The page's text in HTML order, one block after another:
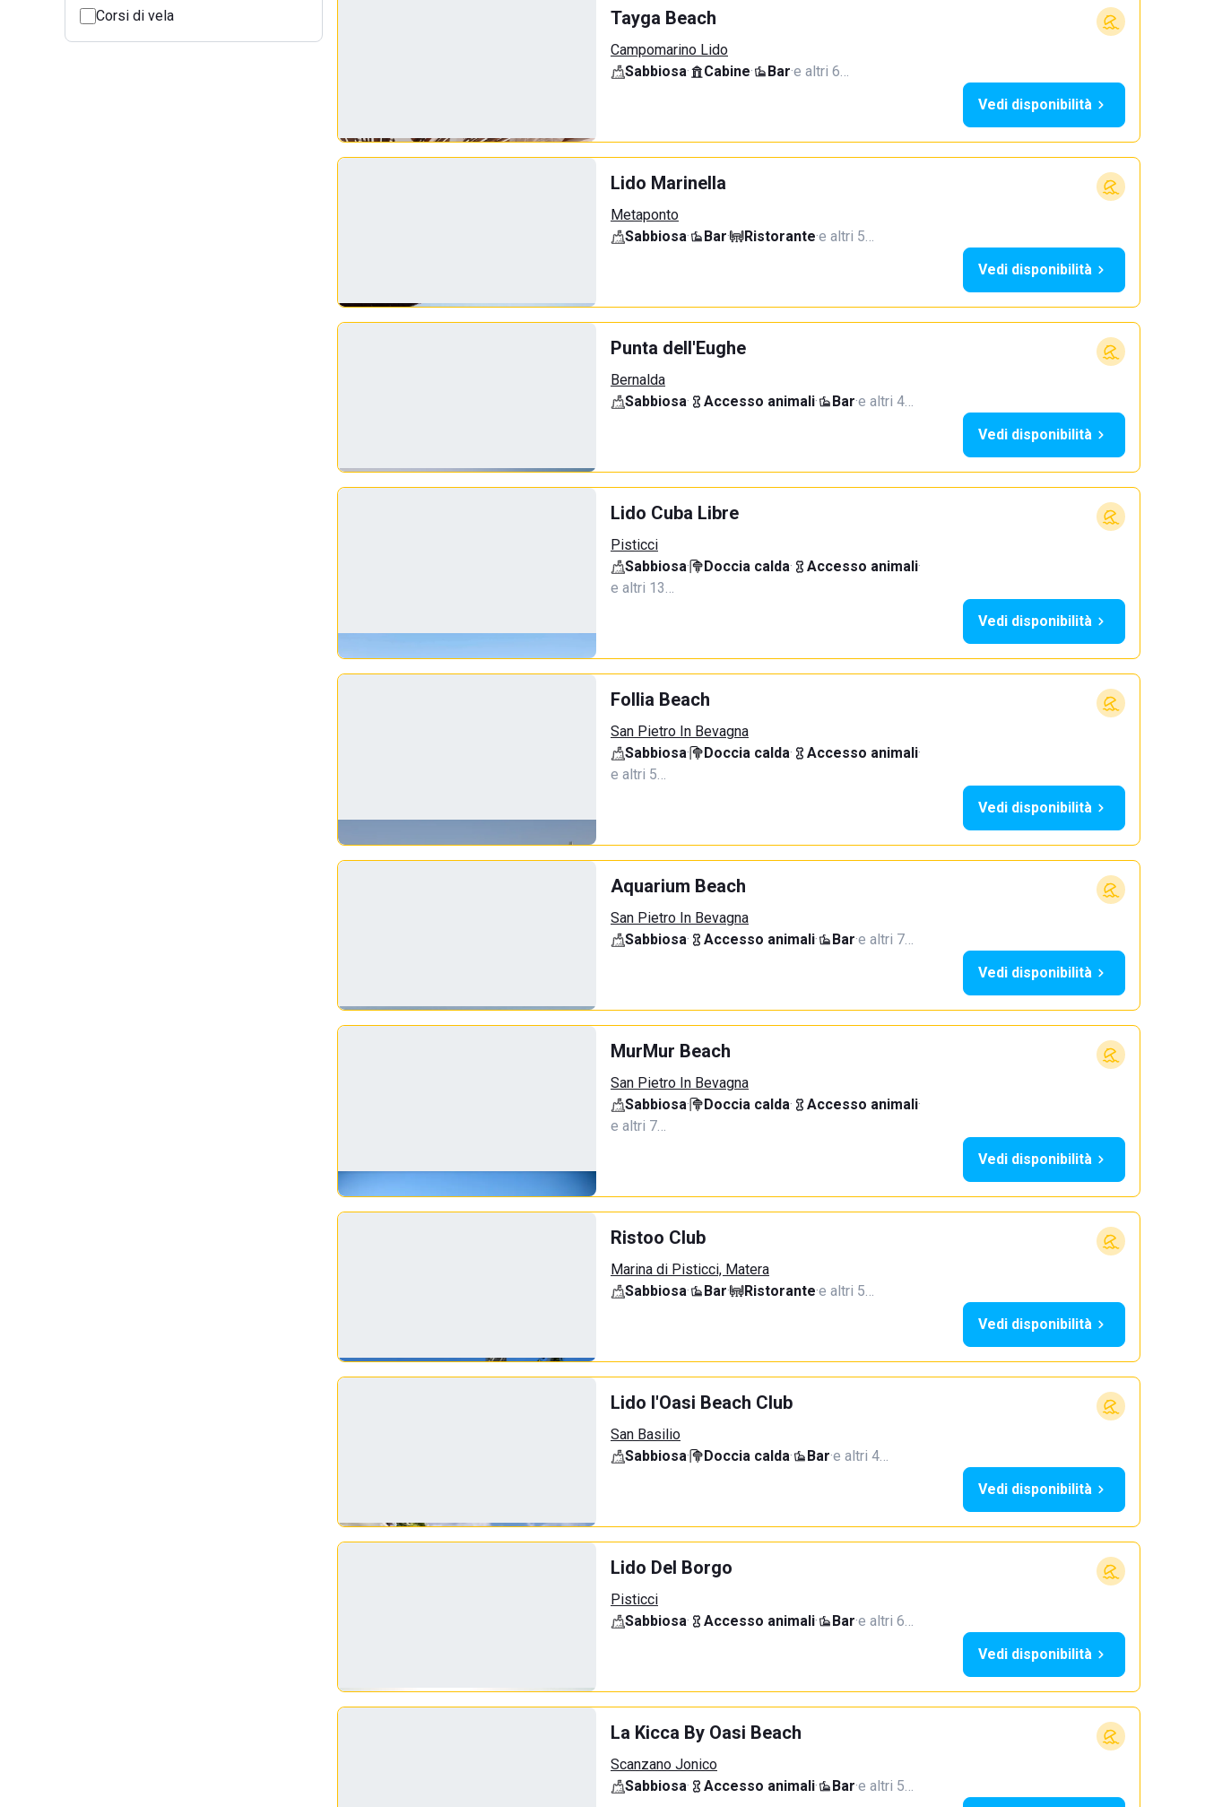
Corsi di vela
Tayga Beach
Campomarino Lido
Sabbiosa· Cabine· Bar·e altri 6…
Vedi disponibilità
Lido Marinella
Metaponto
Sabbiosa· Bar· Ristorante·e altri 5…
Vedi disponibilità
Punta dell'Eughe
Bernalda
Sabbiosa· Accesso animali· Bar·e altri 4…
Vedi disponibilità
Lido Cuba Libre
Pisticci
Sabbiosa· Doccia calda· Accesso animali·
e altri 13…
Vedi disponibilità
Follia Beach
San Pietro In Bevagna
Sabbiosa· Doccia calda· Accesso animali·
e altri 5…
Vedi disponibilità
Aquarium Beach
San Pietro In Bevagna
Sabbiosa· Accesso animali· Bar·e altri 7…
Vedi disponibilità
MurMur Beach
San Pietro In Bevagna
Sabbiosa· Doccia calda· Accesso animali·
e altri 7…
Vedi disponibilità
Ristoo Club
Marina di Pisticci, Matera
Sabbiosa· Bar· Ristorante·e altri 5…
Vedi disponibilità
Lido l'Oasi Beach Club
San Basilio
Sabbiosa· Doccia calda· Bar·e altri 4…
Vedi disponibilità
Lido Del Borgo
Pisticci
Sabbiosa· Accesso animali· Bar·e altri 6…
Vedi disponibilità
La Kicca By Oasi Beach
Scanzano Jonico
Sabbiosa· Accesso animali· Bar·e altri 5…